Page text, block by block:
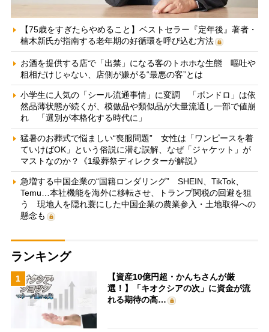
【75歳をすぎたらやめること】ベストセラー『定年後』著者・
楠木新氏が指南する老年期の好循環を呼び込む方法
お酒を提供する店で「出禁」になる客のトホホな生態 嘔吐や
粗相だけじゃない、店側が嫌がる“最悪の客”とは
小学生に人気の「シール流通事情」に変調 「ボンドロ」は依
然品薄状態が続くが、模倣品や類似品が大量流通し一部で値崩
れ 「選別が本格化する時代に」
猛暑のお葬式で悩ましい“喪服問題” 女性は「ワンピースを着
ていけばOK」という俗説に潜む誤解、なぜ「ジャケット」が
マストなのか？《1級葬祭ディレクターが解説》
急増する中国企業の“国籍ロンダリング” SHEIN、TikTok、
Temu…本社機能を海外に移転させ、トランプ関税の回避を狙
う 現地人を隠れ蓑にした中国企業の農業参入・土地取得への
懸念も
ランキング
1
【資産10億円超・かんちさんが厳
選！】「キオクシアの次」に資金が流
れる期待の高…